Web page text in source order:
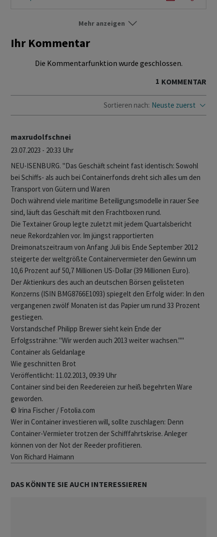
Mehr anzeigen
Ihr Kommentar
Die Kommentarfunktion wurde geschlossen.
1 KOMMENTAR
Sortieren nach: Neuste zuerst
maxrudolfschnei
23.07.2023 - 20:33 Uhr
NEU-ISENBURG. "Das Geschäft scheint fast identisch: Sowohl
bei Schiffs- als auch bei Containerfonds dreht sich alles um den
Transport von Gütern und Waren
Doch während viele maritime Beteiligungsmodelle in rauer See
sind, läuft das Geschäft mit den Frachtboxen rund.
Die Textainer Group legte zuletzt mit jedem Quartalsbericht
neue Rekordzahlen vor. Im jüngst rapportierten
Dreimonatszeitraum von Anfang Juli bis Ende September 2012
steigerte der weltgrößte Containervermieter den Gewinn um
10,6 Prozent auf 50,7 Millionen US-Dollar (39 Millionen Euro).
Der Aktienkurs des auch an deutschen Börsen gelisteten
Konzerns (ISIN BMG8766E1093) spiegelt den Erfolg wider: In den
vergangenen zwölf Monaten ist das Papier um rund 33 Prozent
gestiegen.
Vorstandschef Philipp Brewer sieht kein Ende der
Erfolgssträhne: "Wir werden auch 2013 weiter wachsen.""
Container als Geldanlage
Wie geschnitten Brot
Veröffentlicht: 11.02.2013, 09:39 Uhr
Container sind bei den Reedereien zur heiß begehrten Ware
geworden.
© Irina Fischer / Fotolia.com
Wer in Container investieren will, sollte zuschlagen: Denn
Container-Vermieter trotzen der Schifffahrtskrise. Anleger
können von der Not der Reeder profitieren.
Von Richard Haimann
DAS KÖNNTE SIE AUCH INTERESSIEREN